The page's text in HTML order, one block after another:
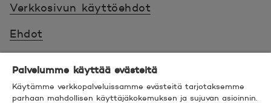
Verkkosivun käyttöehdot
Ehdot
Saavutettavuus
Palvelumme käyttää evästeitä
Käytämme verkkopalveluissamme evästeitä tarjotaksemme
parhaan mahdollisen käyttäjäkokemuksen ja sujuvan asioinnin.